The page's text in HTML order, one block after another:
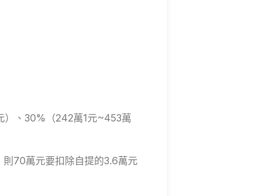
）、30%（242萬1元~453萬
70萬元要扣除自提的3.6萬元